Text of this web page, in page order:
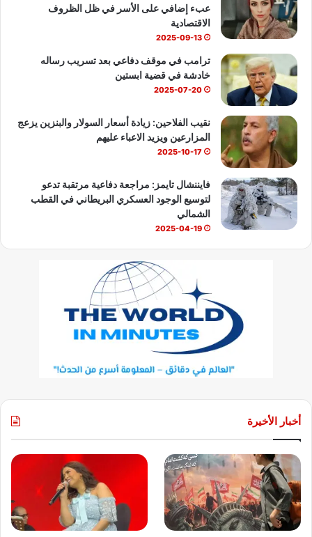
e
عبء إضافي على الأسر في ظل الظروف
الاقتصادية
2025-09-13
ترامب في موقف دفاعي بعد تسريب رساله
خادشة في قضية ابستين
2025-07-20
نقيب الفلاحين: زيادة أسعار السولار والبنزين يزعج
المزارعين ويزيد الاعباء عليهم
2025-10-17
فايننشال تايمز: مراجعة دفاعية مرتقبة تدعو
لتوسيع الوجود العسكري البريطاني في القطب
الشمالي
2025-04-19
أخبار الأخيرة